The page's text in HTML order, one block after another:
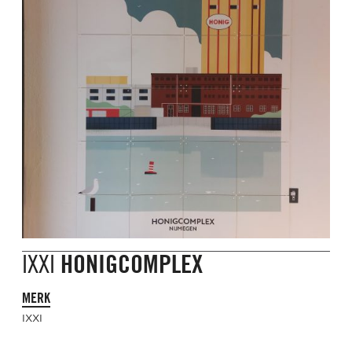
IXXI HONIGCOMPLEX
MERK
IXXI